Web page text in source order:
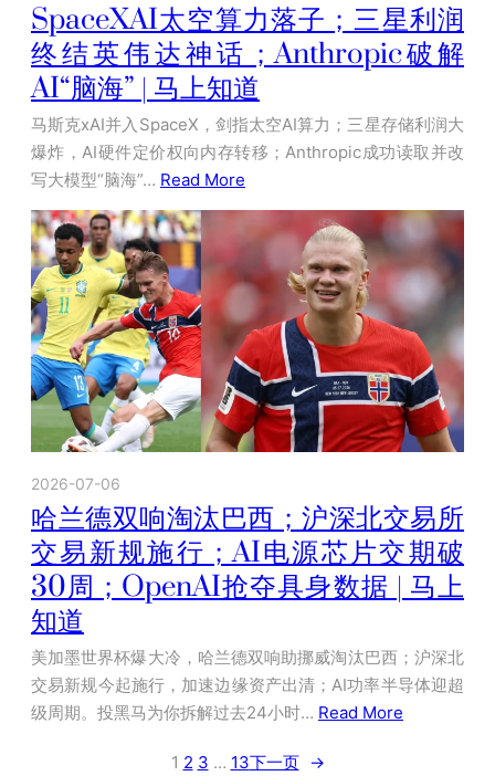
SpaceXAI太空算力落子；三星利润
终结英伟达神话；Anthropic破解
AI“脑海” | 马上知道
马斯克xAI并入SpaceX，剑指太空AI算力；三星存储利润大
爆炸，AI硬件定价权向内存转移；Anthropic成功读取并改
写大模型“脑海”… Read More
2026-07-06
哈兰德双响淘汰巴西；沪深北交易所
交易新规施行；AI电源芯片交期破
30周；OpenAI抢夺具身数据 | 马上
知道
美加墨世界杯爆大冷，哈兰德双响助挪威淘汰巴西；沪深北
交易新规今起施行，加速边缘资产出清；AI功率半导体迎超
级周期。投黑马为你拆解过去24小时… Read More
1 2 3 … 13下一页 →